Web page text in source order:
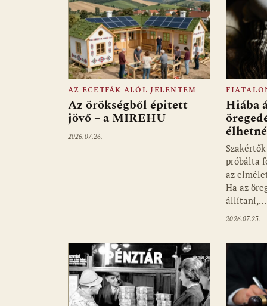
AZ ECETFÁK ALÓL JELENTEM
Az örökségből épitett
jövő – a MIREHU
2026.07.26.
Hiába
próbálta
az
Ha az
állítani,…
2026.07.25.